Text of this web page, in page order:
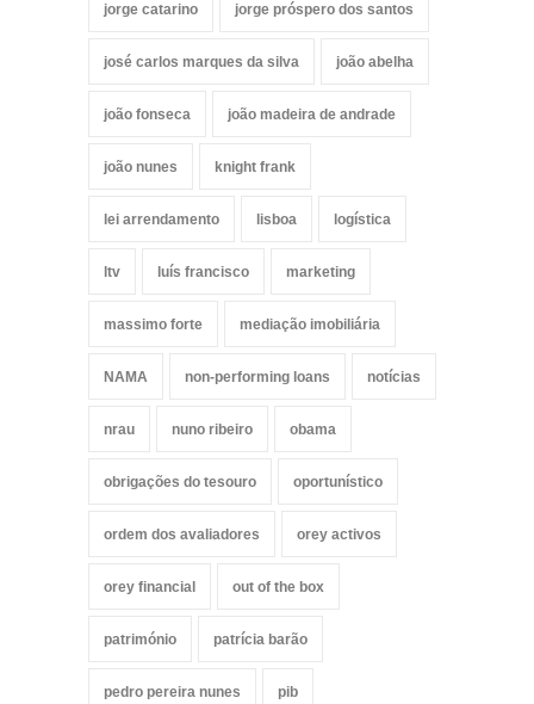
jorge catarino jorge próspero dos santos
josé carlos marques da silva joão abelha
joão fonseca joão madeira de andrade
joão nunes knight frank
lei arrendamento lisboa logística
ltv luís francisco marketing
massimo forte mediação imobiliária
NAMA non-performing loans notícias
nrau nuno ribeiro obama
obrigações do tesouro oportunístico
ordem dos avaliadores orey activos
orey financial out of the box
património patrícia barão
pedro pereira nunes pib